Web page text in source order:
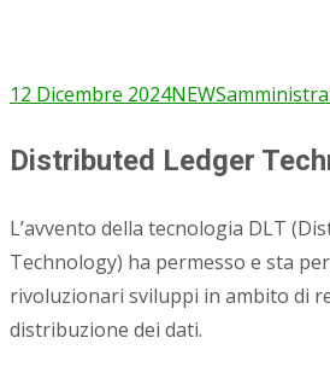
12 Dicembre 2024NEWS
Distributed Ledger
L’avvento della tecnologia DLT
Technology) ha permesso e sta
rivoluzionari sviluppi in ambito di
distribuzione dei dati.